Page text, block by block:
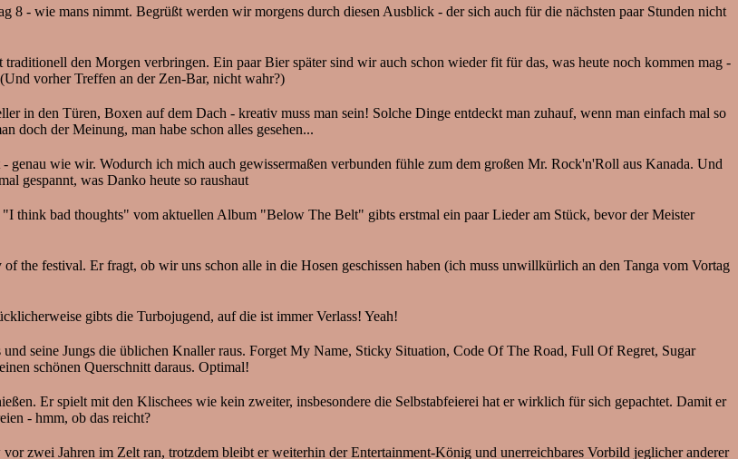
- wie mans nimmt. Begrüßt werden wir morgens durch diesen Ausblick - der sich auch für die nächsten paar Stunden nicht
den Morgen verbringen. Ein paar Bier später sind wir auch schon wieder fit für das, was heute noch kommen mag -
vorher Treffen an der Zen-Bar, nicht wahr?)
in den Türen, Boxen auf dem Dach - kreativ muss man sein! Solche Dinge entdeckt man zuhauf, wenn man einfach mal so
doch der Meinung, man habe schon alles gesehen...
wie wir. Wodurch ich mich auch gewissermaßen verbunden fühle zum dem großen Mr. Rock'n'Roll aus Kanada. Und
gespannt, was Danko heute so raushaut
think bad thoughts" vom aktuellen Album "Below The Belt" gibts erstmal ein paar Lieder am Stück, bevor der Meister
the festival. Er fragt, ob wir uns schon alle in die Hosen geschissen haben (ich muss unwillkürlich an den Tanga vom Vortag
gibts die Turbojugend, auf die ist immer Verlass! Yeah!
seine Jungs die üblichen Knaller raus. Forget My Name, Sticky Situation, Code Of The Road, Full Of Regret, Sugar
schönen Querschnitt daraus. Optimal!
Er spielt mit den Klischees wie kein zweiter, insbesondere die Selbstabfeierei hat er wirklich für sich gepachtet. Damit er
- hmm, ob das reicht?
zwei Jahren im Zelt ran, trotzdem bleibt er weiterhin der Entertainment-König und unerreichbares Vorbild jeglicher anderer